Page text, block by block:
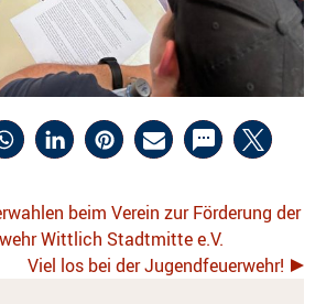
beim Verein zur Förderung der
Wittlich Stadtmitte e.V.
Viel los bei der Jugendfeuerwehr!